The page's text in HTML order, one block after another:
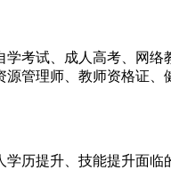
试、成人高考、网络
管理师、教师资格证
提升、技能提升面临